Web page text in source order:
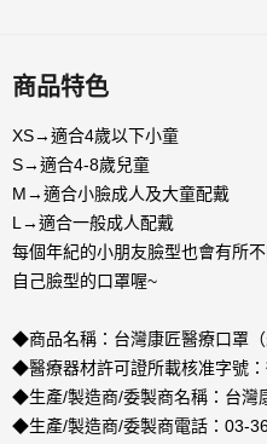
商品特色
XS→適合4歲以下小童
S→適合4-8歲兒童
M→適合小臉成人及大童配戴
L→適合一般成人配戴
每個年紀的小朋友臉型也會有所
自己臉型的口罩喔~
◆商品名稱：台灣康匠醫療口罩（
◆醫療器材許可證所載核准字號
◆生產/製造商/委製商名稱：台灣
◆生產/製造商/委製商電話：03-